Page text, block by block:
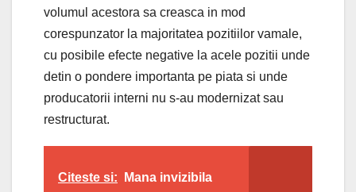
volumul acestora sa creasca in mod
corespunzator la majoritatea pozitiilor vamale,
cu posibile efecte negative la acele pozitii unde
detin o pondere importanta pe piata si unde
producatorii interni nu s-au modernizat sau
restructurat.
Citeste si: Mana invizibila